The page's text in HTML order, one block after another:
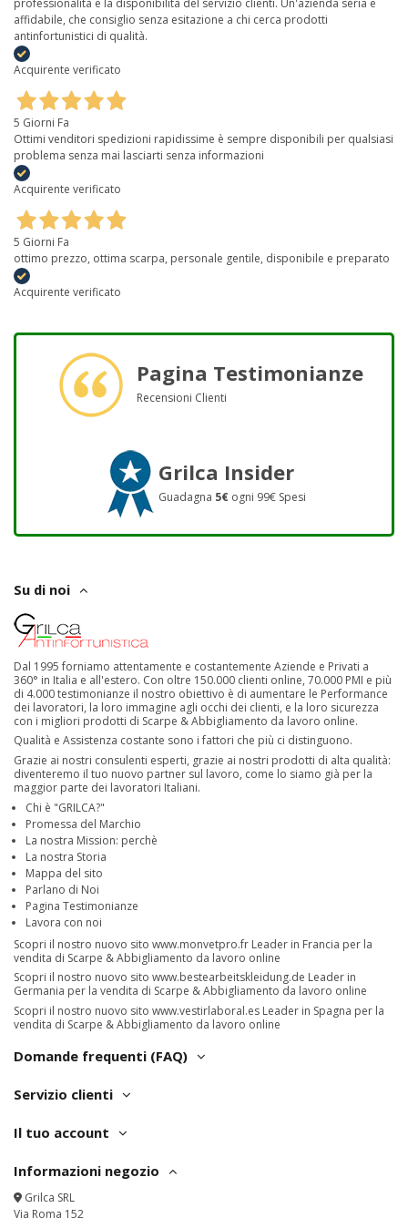
professionalità e la disponibilità del servizio clienti. Un'azienda seria e
affidabile, che consiglio senza esitazione a chi cerca prodotti
antinfortunistici di qualità.
Acquirente verificato
5 Giorni Fa
Ottimi venditori spedizioni rapidissime è sempre disponibili per qualsiasi
problema senza mai lasciarti senza informazioni
Acquirente verificato
5 Giorni Fa
ottimo prezzo, ottima scarpa, personale gentile, disponibile e preparato
Acquirente verificato
Pagina Testimonianze
Recensioni Clienti
Grilca Insider
Guadagna 5€ ogni 99€ Spesi
Su di noi
Dal 1995 forniamo attentamente e costantemente Aziende e Privati a
360° in Italia e all'estero. Con oltre 150.000 clienti online, 70.000 PMI e più
di 4.000 testimonianze il nostro obiettivo è di aumentare le Performance
dei lavoratori, la loro immagine agli occhi dei clienti, e la loro sicurezza
con i migliori prodotti di Scarpe & Abbigliamento da lavoro online.
Qualità e Assistenza costante sono i fattori che più ci distinguono.
Grazie ai nostri consulenti esperti, grazie ai nostri prodotti di alta qualità:
diventeremo il tuo nuovo partner sul lavoro, come lo siamo già per la
maggior parte dei lavoratori Italiani.
Chi è "GRILCA?"
Promessa del Marchio
La nostra Mission: perchè
La nostra Storia
Mappa del sito
Parlano di Noi
Pagina Testimonianze
Lavora con noi
Scopri il nostro nuovo sito www.monvetpro.fr Leader in Francia per la
vendita di Scarpe & Abbigliamento da lavoro online
Scopri il nostro nuovo sito www.bestearbeitskleidung.de Leader in
Germania per la vendita di Scarpe & Abbigliamento da lavoro online
Scopri il nostro nuovo sito www.vestirlaboral.es Leader in Spagna per la
vendita di Scarpe & Abbigliamento da lavoro online
Domande frequenti (FAQ)
Servizio clienti
Il tuo account
Informazioni negozio
Grilca SRL
Via Roma 152